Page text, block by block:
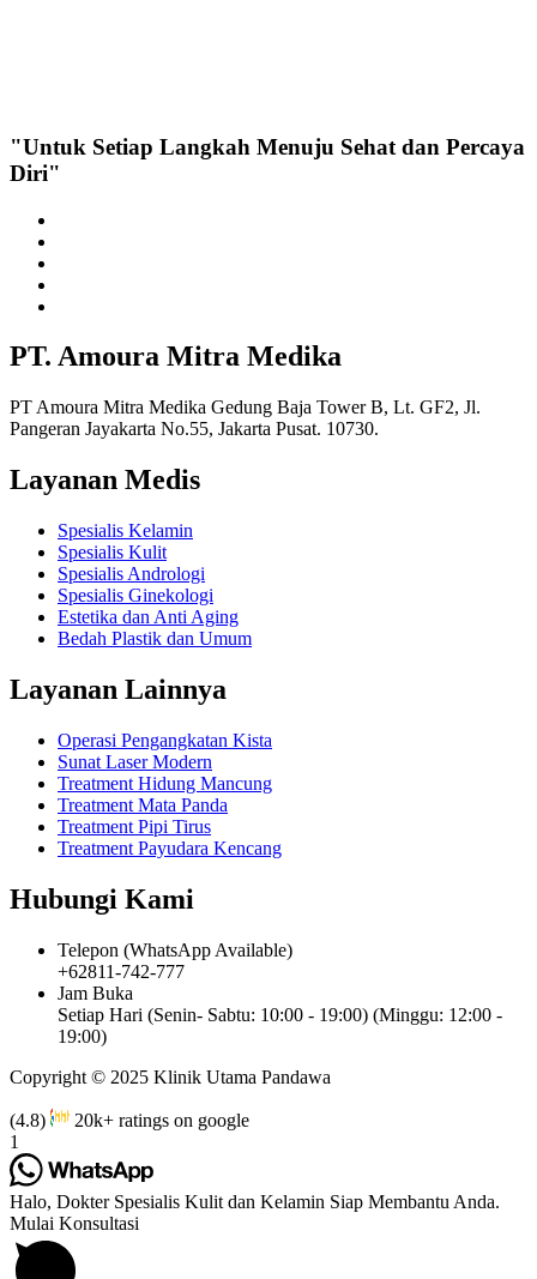
"Untuk Setiap Langkah Menuju Sehat dan Percaya
Diri"
PT. Amoura Mitra Medika
PT Amoura Mitra Medika Gedung Baja Tower B, Lt. GF2, Jl.
Pangeran Jayakarta No.55, Jakarta Pusat. 10730.
Layanan Medis
Spesialis Kelamin
Spesialis Kulit
Spesialis Andrologi
Spesialis Ginekologi
Estetika dan Anti Aging
Bedah Plastik dan Umum
Layanan Lainnya
Operasi Pengangkatan Kista
Sunat Laser Modern
Treatment Hidung Mancung
Treatment Mata Panda
Treatment Pipi Tirus
Treatment Payudara Kencang
Hubungi Kami
Telepon (WhatsApp Available)
+62811-742-777
Jam Buka
Setiap Hari (Senin- Sabtu: 10:00 - 19:00) (Minggu: 12:00 -
19:00)
Copyright © 2025 Klinik Utama Pandawa
(4.8)
20k+ ratings on google
1
Halo, Dokter Spesialis Kulit dan Kelamin Siap Membantu Anda.
Mulai Konsultasi